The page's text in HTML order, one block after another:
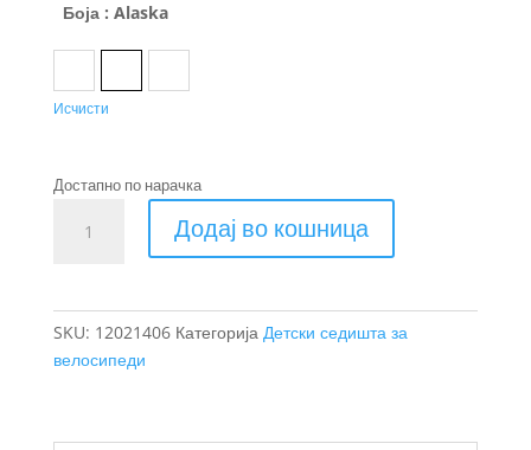
Боја : Alaska
Исчисти
Достапно по нарачка
Yepp
Додај во кошница
SKU: 12021406 Категорија Детски седишта за
велосипеди